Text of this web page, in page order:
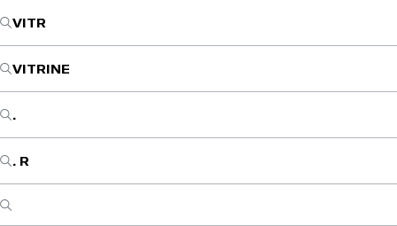
VITR
VITRINE
.
. R